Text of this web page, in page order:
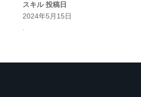
スキル 投稿日
2024年5月15日